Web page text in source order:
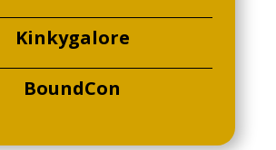
Kinkygalore
BoundCon